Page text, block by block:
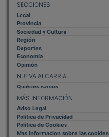
SECCIONES
Local
Provincia
Sociedad y Cultura
Región
Deportes
Economía
Opinión
NUEVA ALCARRIA
Quiénes somos
MÁS INFORMACIÓN
Aviso Legal
Política de Privacidad
Politica de Cookies
Mas informacion sobre las cookies